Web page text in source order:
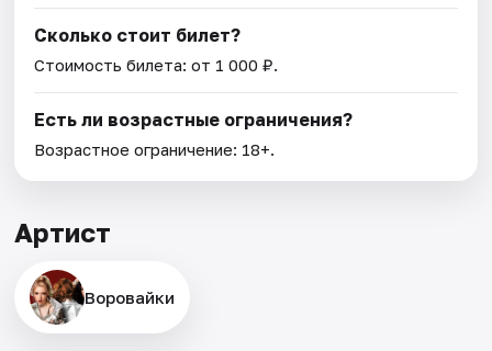
Сколько стоит билет?
Стоимость билета: от 1 000 ₽.
Есть ли возрастные ограничения?
Возрастное ограничение: 18+.
Артист
Воровайки